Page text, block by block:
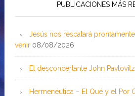
PUBLICACIONES MÁS
Jesús nos rescatará
venir 08/08/2026
El desconcertante John Pavlovitz
Hermenéutica – El Qué y el Por